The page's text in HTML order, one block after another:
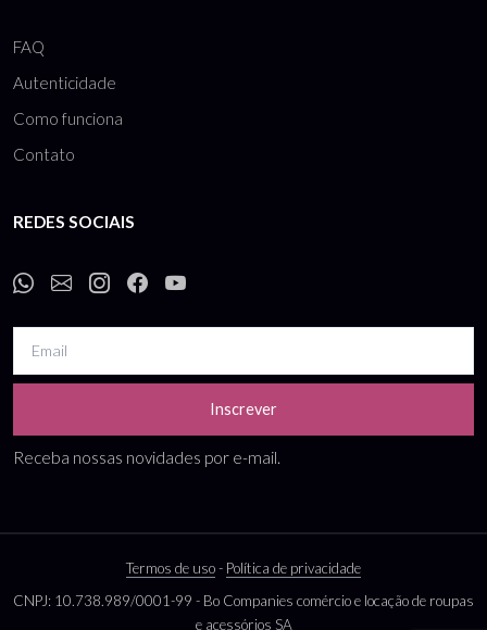
FAQ
Autenticidade
Como funciona
Contato
REDES SOCIAIS
Inscrever
Receba nossas novidades por e-mail.
Termos de uso- Política de privacidade
CNPJ: 10.738.989/0001-99 - Bo Companies comércio e locação de roupas
e acessórios SA